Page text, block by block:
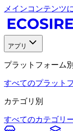
メインコンテンツ
アプリ
プラットフォーム別
すべてのプラット
カテゴリ別
すべてのカテゴリ